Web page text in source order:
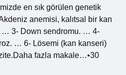
en sık görülen genetik
anemisi, kalıtsal bir kan
… 3- Down sendromu. … 4-
… 6- Lösemi (kan kanseri)
fazla makale…•30